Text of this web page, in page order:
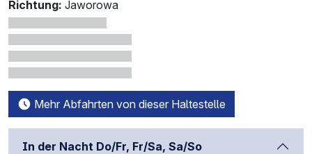
Richtung: Jaworowa
Mehr Abfahrten von dieser Haltestelle
In der Nacht Do/Fr, Fr/Sa, Sa/So